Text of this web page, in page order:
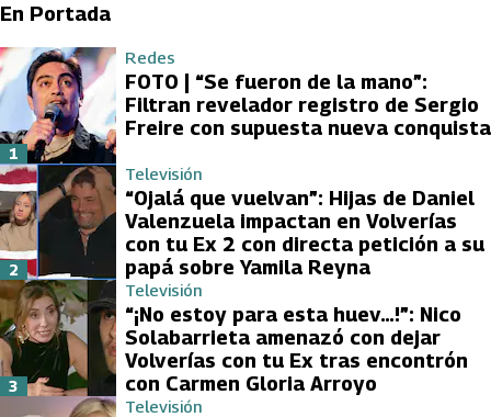
En Portada
Redes
FOTO | “Se fueron de la mano”:
Filtran revelador registro de Sergio
Freire con supuesta nueva conquista
1
Televisión
“Ojalá que vuelvan”: Hijas de Daniel
Valenzuela impactan en Volverías
con tu Ex 2 con directa petición a su
papá sobre Yamila Reyna
2
Televisión
“¡No estoy para esta huev…!”: Nico
Solabarrieta amenazó con dejar
Volverías con tu Ex tras encontrón
con Carmen Gloria Arroyo
3
Televisión